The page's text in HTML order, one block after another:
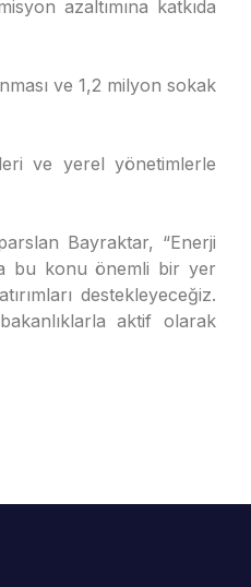
azaltımına katkıda
ve 1,2 milyon sokak
ve yerel yönetimlerle
Bayraktar, “Enerji
bu konu önemli bir yer
destekleyeceğiz.
aktif olarak